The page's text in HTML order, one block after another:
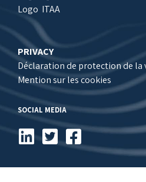
Logo ITAA
PRIVACY
Déclaration de protection de la
Mention sur les cookies
SOCIAL MEDIA